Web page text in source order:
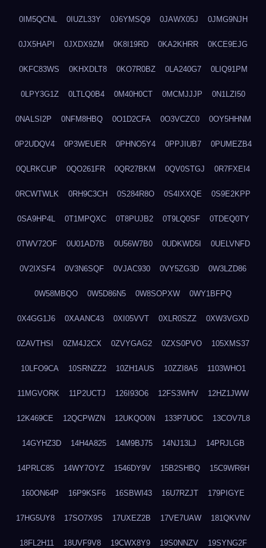
0IM5QCNL 0IUZL33Y 0J6YMSQ9 0JAWX05J 0JMG9NJH
0JX5HAPI 0JXDX9ZM 0K8I19RD 0KA2KHRR 0KCE9EJG
0KFC83WS 0KHXDLT8 0KO7R0BZ 0LA240G7 0LIQ91PM
0LPY3G1Z 0LTLQ0B4 0M40H0CT 0MCMJJJP 0N1LZI50
0NALSI2P 0NFM8HBQ 0O1D2CFA 0O3VCZC0 0OY5HHNM
0P2UDQV4 0P3WEUER 0PHNO5Y4 0PPJIUB7 0PUMEZB4
0QLRKCUP 0QO261FR 0QR27BKM 0QV0STGJ 0R7FXEI4
0RCWTWLK 0RH9C3CH 0S284R8O 0S4IXXQE 0S9E2KPP
0SA9HP4L 0T1MPQXC 0T8PUJB2 0T9LQ0SF 0TDEQ0TY
0TWV72OF 0U01AD7B 0U56W7B0 0UDKWD5I 0UELVNFD
0V2IXSF4 0V3N6SQF 0VJAC930 0VY5ZG3D 0W3LZD86
0W58MBQO 0W5D86N5 0W8SOPXW 0WY1BFPQ
0X4GG1J6 0XAANC43 0XI05VVT 0XLR0SZZ 0XW3VGXD
0ZAVTHSI 0ZM4J2CX 0ZVYGAG2 0ZXS0PVO 105XMS37
10LFO9CA 10SRNZZ2 10ZH1AUS 10ZZI8A5 1103WHO1
11MGVORK 11P2UCTJ 126I93O6 12FS3WHV 12HZ1JWW
12K469CE 12QCPWZN 12UKQO0N 133P7UOC 13COV7L8
14GYHZ3D 14H4A825 14M9BJ75 14NJ13LJ 14PRJLGB
14PRLC85 14WY7OYZ 1546DY9V 15B2SHBQ 15C9WR6H
160ON64P 16P9KSF6 16SBWI43 16U7RZJT 179PIGYE
17HG5UY8 17SO7X9S 17UXEZ2B 17VE7UAW 181QKVNV
18FL2H11 18UVF9V8 19CWX8Y9 19S0NNZV 19SYNG2F